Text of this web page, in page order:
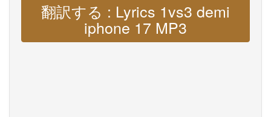
翻訳する : Lyrics 1vs3 demi
iphone 17 MP3